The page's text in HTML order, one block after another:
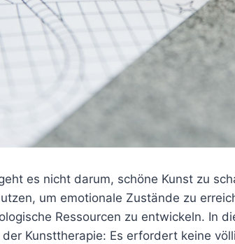
es nicht darum, schöne Kunst zu
um emotionale Zustände zu
Ressourcen zu entwickeln. In
Kunsttherapie: Es erfordert keine